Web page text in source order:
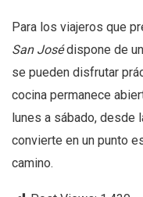
Para los viajeros que
San Josédispone de
se pueden disfrutar
cocina permanece
lunes a sábado, desde
convierte en un punto
camino.